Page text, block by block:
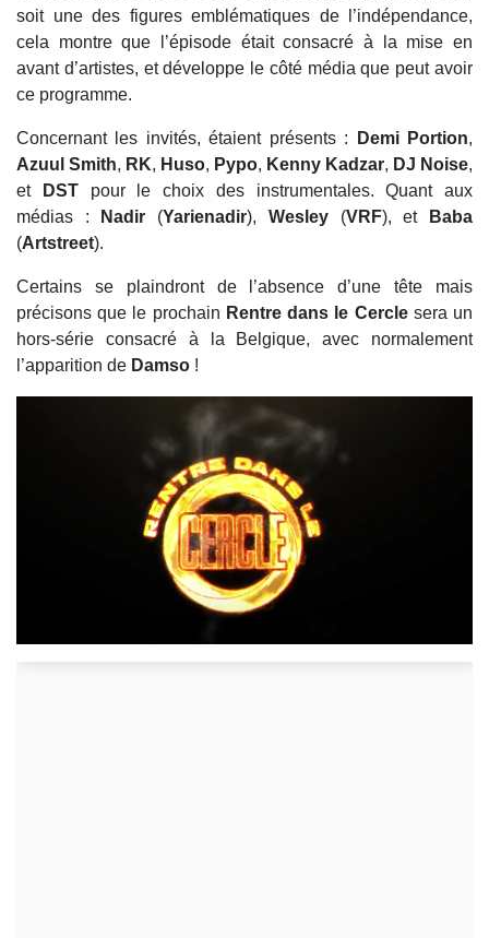
soit une des figures emblématiques de l’indépendance,
cela montre que l’épisode était consacré à la mise en
avant d’artistes, et développe le côté média que peut avoir
ce programme.
Concernant les invités, étaient présents : Demi Portion,
Azuul Smith, RK, Huso, Pypo, Kenny Kadzar, DJ Noise,
et
DST pour le choix des instrumentales. Quant aux
médias :
Nadir (Yarienadir), Wesley (VRF), et
Baba
(Artstreet).
Certains se plaindront de l’absence d’une tête mais
précisons que le prochain Rentre dans le Cerclesera un
hors-série consacré à la Belgique, avec normalement
l’apparition de Damso !